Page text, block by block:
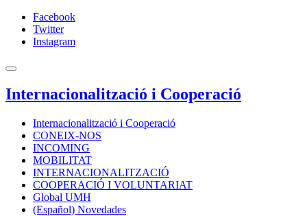
Facebook
Twitter
Instagram
Internacionalització i Cooperació
Internacionalització i Cooperació
CONEIX-NOS
INCOMING
MOBILITAT
INTERNACIONALITZACIÓ
COOPERACIÓ I VOLUNTARIAT
Global UMH
(Español) Novedades